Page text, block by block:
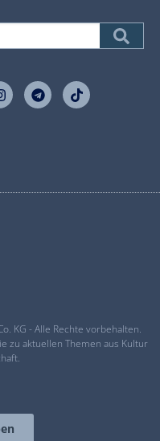
KG - Alle Rechte vorbehalten.
zu aktuellen Themen aus Kultur